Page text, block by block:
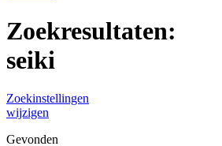
Zoekresultaten:
seiki
Zoekinstellingen
wijzigen
Gevonden